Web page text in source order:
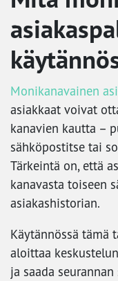
Monikanavainen
asiakkaat voivat
kanavien kautta –
sähköpostitse tai
Tärkeintä on, että
kanavasta toiseen
asiakashistorian.
Käytännössä tämä
aloittaa
ja saada